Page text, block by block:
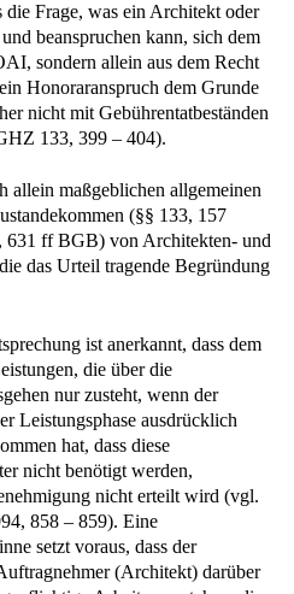
die Frage, was ein Architekt oder
beanspruchen kann, sich dem
sondern allein aus dem Recht
Honoraranspruch dem Grunde
nicht mit Gebührentatbeständen
133, 399 – 404).
allein maßgeblichen allgemeinen
(§§ 133, 157
631 ff BGB) von Architekten- und
das Urteil tragende Begründung
ist anerkannt, dass dem
die über die
nur zusteht, wenn der
Leistungsphase ausdrücklich
hat, dass diese
nicht benötigt werden,
nicht erteilt wird (vgl.
858 – 859). Eine
setzt voraus, dass der
(Architekt) darüber